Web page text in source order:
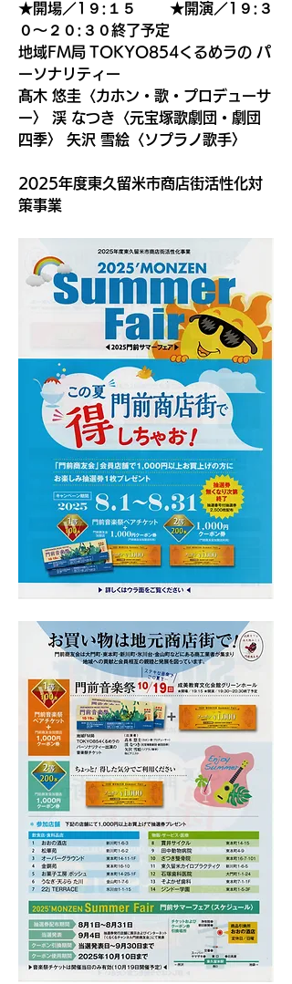
★開場／1９:１５　　 ★開演／1９:３
０～２０:３０終了予定
地域FM局 TOKYO854くるめラの パ
ーソナリティー
髙木 悠圭〈カホン・歌・プロデューサ
ー〉 渓 なつき〈元宝塚歌劇団・劇団
四季〉 矢沢 雪絵〈ソプラノ歌手〉
2025年度東久留米市商店街活性化対
策事業